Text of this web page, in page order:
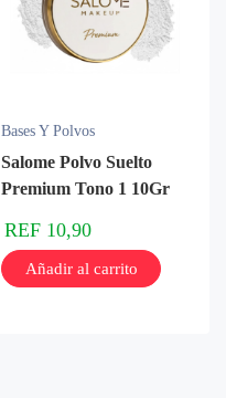
Bases Y Polvos
Salome Polvo Suelto
Premium Tono 1 10Gr
REF 10,90
Añadir al carrito